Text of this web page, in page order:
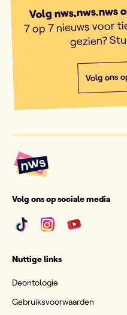
Volg nws.nws.nws
7 op 7 nieuws voor
gezien?
Volg ons
Volg ons op sociale media
Nuttige links
Deontologie
Gebruiksvoorwaarden